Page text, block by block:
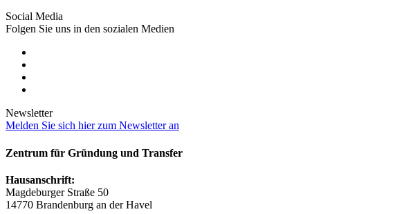
Social Media
Folgen Sie uns in den sozialen Medien
Newsletter
Melden Sie sich hier zum Newsletter an
Zentrum für Gründung und Transfer
Hausanschrift:
Magdeburger Straße 50
14770 Brandenburg an der Havel